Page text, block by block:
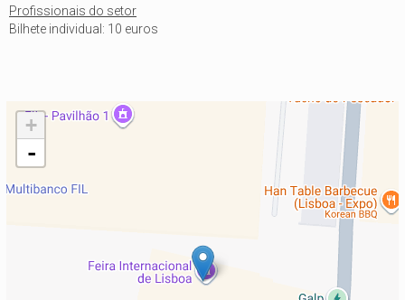
Profissionais do setor
Bilhete individual: 10 euros
+
-